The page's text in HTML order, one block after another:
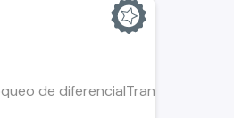
de diferencialTransmisión